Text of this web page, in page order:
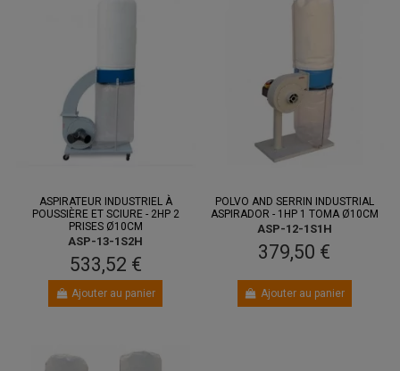
ASPIRATEUR INDUSTRIEL À
POUSSIÈRE ET SCIURE - 2HP 2
PRISES Ø10CM
ASP-13-1S2H
533,52 €
Ajouter au panier
POLVO AND SERRIN INDUSTRIAL
ASPIRADOR - 1HP 1 TOMA Ø10CM
ASP-12-1S1H
379,50 €
Ajouter au panier